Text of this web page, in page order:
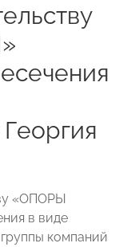
«ОПОРЫ
в виде
компаний